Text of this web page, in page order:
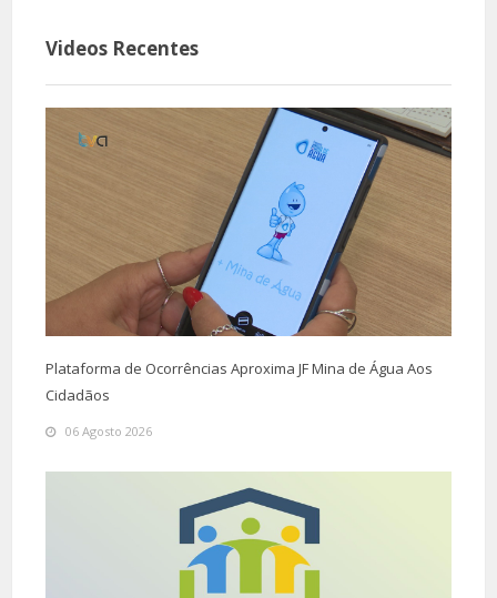
Videos Recentes
Plataforma de Ocorrências Aproxima JF Mina de Água Aos
Cidadãos
06 Agosto 2026